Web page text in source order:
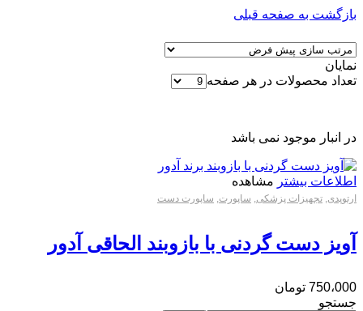
بازگشت به صفحه قبلی
نمایان
تعداد محصولات در هر صفحه
در انبار موجود نمی باشد
اطلاعات بیشتر مشاهده
ارتوپدی, تجهیزات پزشکی, ساپورت, ساپورت دست
آویز دست گردنی با بازوبند الحاقی آدور
750،000 تومان
جستجو